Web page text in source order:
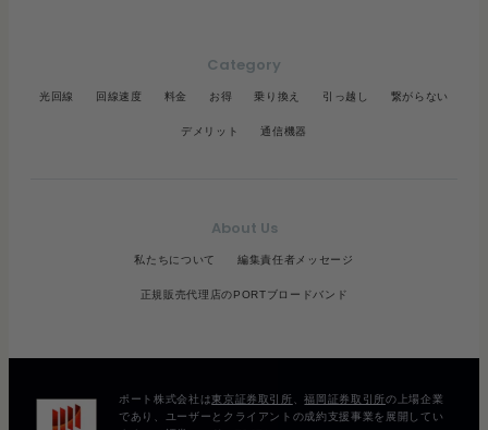
Category
光回線 回線速度 料金 お得 乗り換え 引っ越し 繋がらない
デメリット 通信機器
About Us
私たちについて 編集責任者メッセージ
正規販売代理店のPORTブロードバンド